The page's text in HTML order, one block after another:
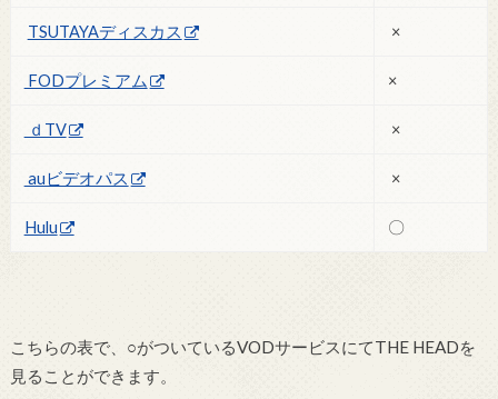
TSUTAYAディスカス ×
FODプレミアム ×
ｄTV ×
auビデオパス ×
Hulu 〇
こちらの表で、○がついているVODサービスにてTHE HEADを
見ることができます。